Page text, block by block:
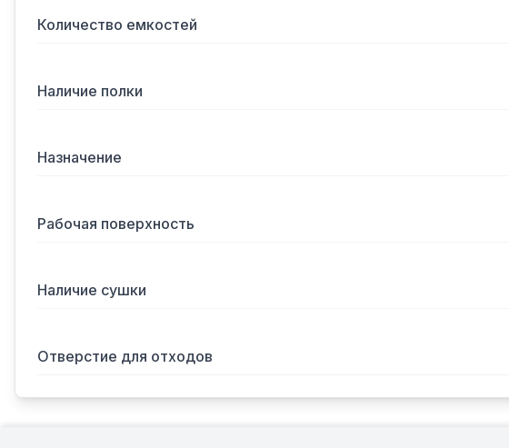
Количество емкостей
Наличие полки
Назначение
Рабочая поверхность
Наличие сушки
Отверстие для отходов